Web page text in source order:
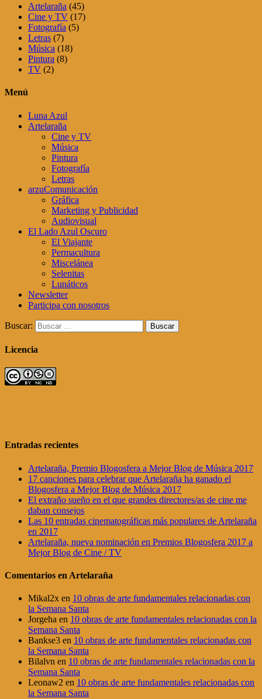
Artelaraña (45)
Cine y TV (17)
Fotografía (5)
Letras (7)
Música (18)
Pintura (8)
TV (2)
Menú
Luna Azul
Artelaraña
Cine y TV
Música
Pintura
Fotografía
Letras
arzuComunicación
Gráfica
Marketing y Publicidad
Audiovisual
El Lado Azul Oscuro
El Viajante
Permacultura
Miscelánea
Selenitas
Lunáticos
Newsletter
Participa con nosotros
Buscar:
Licencia
Entradas recientes
Artelaraña, Premio Blogosfera a Mejor Blog de Música 2017
17 canciones para celebrar que Artelaraña ha ganado el
Blogosfera a Mejor Blog de Música 2017
El extraño sueño en el que grandes directores/as de cine me
daban consejos
Las 10 entradas cinematográficas más populares de Artelaraña
en 2017
Artelaraña, nueva nominación en Premios Blogosfera 2017 a
Mejor Blog de Cine / TV
Comentarios en Artelaraña
Mikal2x en 10 obras de arte fundamentales relacionadas con
la Semana Santa
Jorgeha en 10 obras de arte fundamentales relacionadas con la
Semana Santa
Bankse3 en 10 obras de arte fundamentales relacionadas con
la Semana Santa
Bilalvn en 10 obras de arte fundamentales relacionadas con la
Semana Santa
Leonaw2 en 10 obras de arte fundamentales relacionadas con
la Semana Santa